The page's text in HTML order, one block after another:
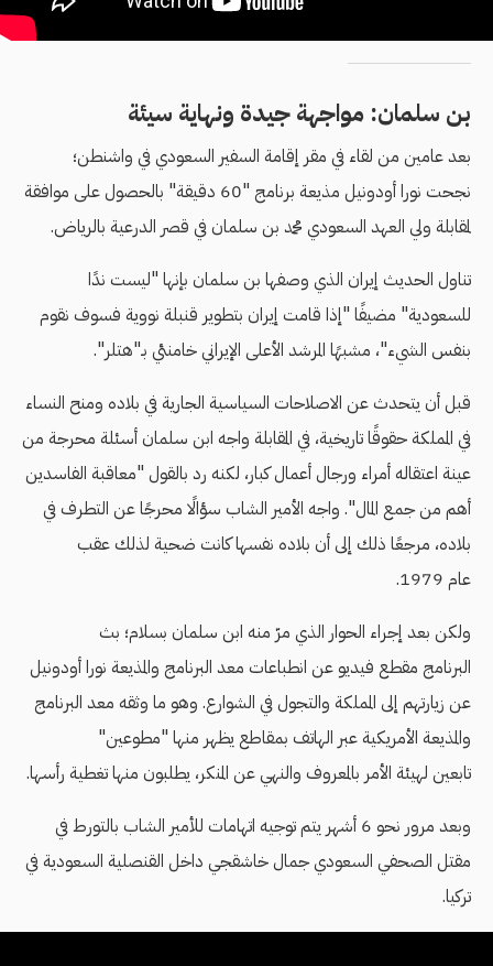
بن سلمان: مواجهة جيدة ونهاية سيئة
بعد عامين من لقاء في مقر إقامة السفير السعودي في واشنطن؛
نجحت نورا أودونيل مذيعة برنامج "60 دقيقة" بالحصول على موافقة
لمقابلة ولي العهد السعودي محمد بن سلمان في قصر الدرعية بالرياض.
تناول الحديث إيران الذي وصفها بن سلمان بإنها "ليست ندًا
للسعودية" مضيفًا "إذا قامت إيران بتطوير قنبلة نووية فسوف نقوم
بنفس الشيء"، مشبهًا المرشد الأعلى الإيراني خامنئي بـ"هتلر".
قبل أن يتحدث عن الاصلاحات السياسية الجارية في بلاده ومنح النساء
في المملكة حقوقًا تاريخية، في المقابلة واجه ابن سلمان أسئلة محرجة من
عينة اعتقاله أمراء ورجال أعمال كبار، لكنه رد بالقول "معاقبة الفاسدين
أهم من جمع المال". واجه الأمير الشاب سؤالًا محرجًا عن التطرف في
بلاده، مرجعًا ذلك إلى أن بلاده نفسها كانت ضحية لذلك عقب
عام 1979.
ولكن بعد إجراء الحوار الذي مرّ منه ابن سلمان بسلام؛ بث
البرنامج مقطع فيديو عن انطباعات معد البرنامج والمذيعة نورا أودونيل
عن زيارتهم إلى المملكة والتجول في الشوارع. وهو ما وثقه معد البرنامج
والمذيعة الأمريكية عبر الهاتف بمقاطع يظهر منها "مطوعين"
تابعين لهيئة الأمر بالمعروف والنهي عن المنكر، يطلبون منها تغطية رأسها.
وبعد مرور نحو 6 أشهر يتم توجيه اتهامات للأمير الشاب بالتورط في
مقتل الصحفي السعودي جمال خاشقجي داخل القنصلية السعودية في
تركيا.